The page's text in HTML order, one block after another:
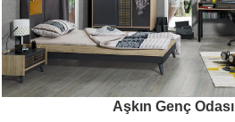
Aşkın Genç Odası